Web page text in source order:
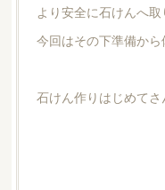
より安全に石けんへ
今回はその下準備か
石けん作りはじめて